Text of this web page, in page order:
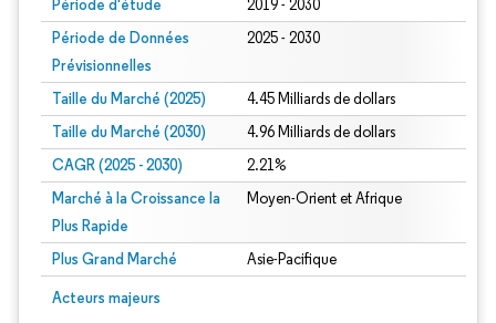
Période d'étude 2019 - 2030
Période de Données
Prévisionnelles
2025 - 2030
Taille du Marché (2025) 4.45 Milliards de dollars
Taille du Marché (2030) 4.96 Milliards de dollars
CAGR (2025 - 2030) 2.21%
Marché à la Croissance la
Plus Rapide
Moyen-Orient et Afrique
Plus Grand Marché Asie-Pacifique
Acteurs majeurs